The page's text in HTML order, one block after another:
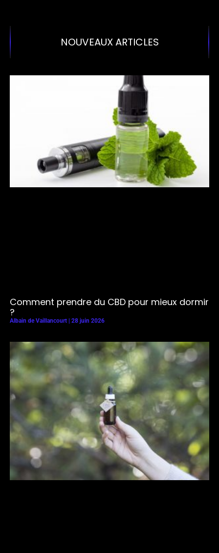
NOUVEAUX ARTICLES
Comment prendre du CBD pour mieux dormir
?
Albain de Vaillancourt 28 juin 2026